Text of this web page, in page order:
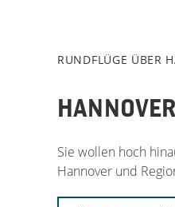
RUNDFLÜGE ÜBER
Sie wollen hoch
Hannover und